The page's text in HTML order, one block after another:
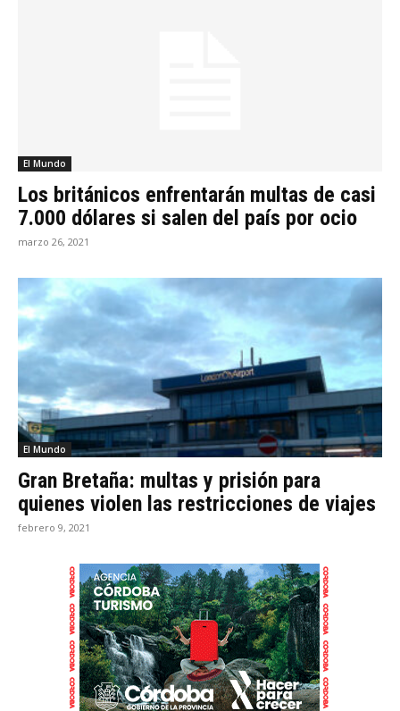
El Mundo
Los británicos enfrentarán multas de casi
7.000 dólares si salen del país por ocio
marzo 26, 2021
El Mundo
Gran Bretaña: multas y prisión para
quienes violen las restricciones de viajes
febrero 9, 2021